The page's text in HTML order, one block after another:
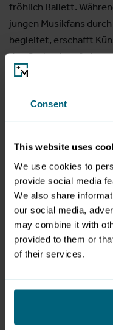
Consent
This website uses
We use cookies to
provide social media
We also share
our social media,
may combine it with
provided to them or
of their services.
fröhlich Ballett.
jungen Musikfans
begleitet, erschafft
des Orchesters
Klänge nicht nur
Bastelstationen,
Ausprobieren und
Opening
Montag bis